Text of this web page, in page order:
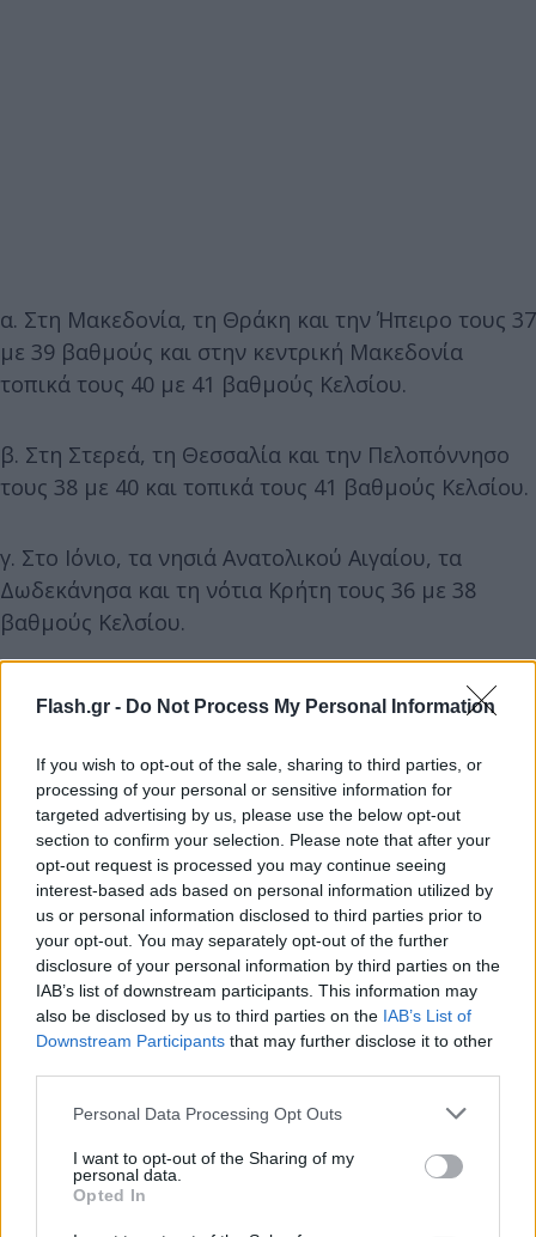
Flash.gr - Do Not Process My Personal Information
If you wish to opt-out of the sale, sharing to third parties, or
processing of your personal or sensitive information for
targeted advertising by us, please use the below opt-out
section to confirm your selection. Please note that after your
opt-out request is processed you may continue seeing
interest-based ads based on personal information utilized by
us or personal information disclosed to third parties prior to
your opt-out. You may separately opt-out of the further
disclosure of your personal information by third parties on the
IAB’s list of downstream participants. This information may
also be disclosed by us to third parties on the IAB’s List of
Downstream Participants that may further disclose it to other
Please note that this website/app uses one or more Google
not limited to your visit or usage behaviour. You may click to
grant or deny consent to Google and its third-party tags to
use your data for below specified purposes in below Google
Personal Data Processing Opt Outs
I want to opt-out of the Sharing of my
personal data.
Opted In
α. Στη Μακεδονία, τη Θράκη και την Ήπειρο τους 37
με 39 βαθμούς και στην κεντρική Μακεδονία
τοπικά τους 40 με 41 βαθμούς Κελσίου.
β. Στη Στερεά, τη Θεσσαλία και την Πελοπόννησο
τους 38 με 40 και τοπικά τους 41 βαθμούς Κελσίου.
γ. Στο Ιόνιο, τα νησιά Ανατολικού Αιγαίου, τα
Δωδεκάνησα και τη νότια Κρήτη τους 36 με 38
βαθμούς Κελσίου.
δ. Στην υπόλοιπη νησιωτική χώρα τους 33 με 35
βαθμούς Κελσίου.
ε. Στην Αττική τους 38 με 39 βαθμούς Κελσίου.
2. Την Κυριακή (14-7-2024) υψηλές θερμοκρασίες θα
επικρατήσουν κυρίως στα δυτικά, τα βόρεια, τα
νησιά του ανατολικού Αιγαίου και τα Δωδεκάνησα.
Η μέγιστη θερμοκρασία θα φτάσει:
α. Στη Μακεδονία, τη Θράκη και την Ήπειρο τους 38
με 40 βαθμούς και τοπικά στην κεντρική
β. Στη δυτική Στερεά, τη Θεσσαλία και τη δυτική